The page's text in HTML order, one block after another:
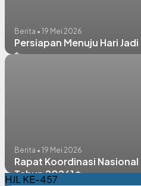
Berita • 19 Mei 2026
Persiapan Menuju Hari
✨
Berita • 19 Mei 2026
Rapat Koordinasi
Tahun 2026] ✨
HJL KE-457